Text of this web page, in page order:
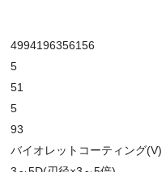
4994196356156
5
51
5
93
バイオレットコーティング(V)